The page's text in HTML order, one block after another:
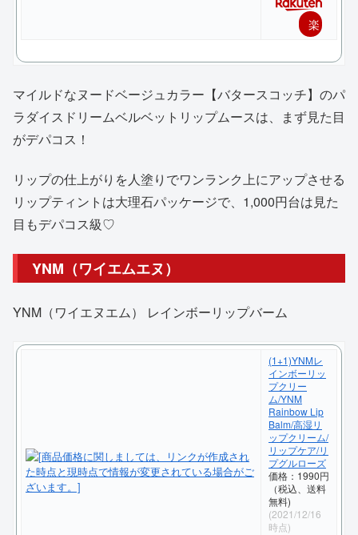
楽
購
入
マイルドなヌードベージュカラー【バタースコッチ】のパ
ラダイスドリームベルベットリップムースは、まず見た目
がデパコス！
リップの仕上がりを人塗りでワンランク上にアップさせる
リップティントは大理石パッケージで、1,000円台は見た
目もデパコス級♡
YNM（ワイエムエヌ）
YNM（ワイエヌエム） レインボーリップバーム
(1+1)YNMレ
インボーリッ
プクリー
ム/YNM
Rainbow Lip
Balm/高湿リ
ップクリーム/
リップケア/リ
プグルローズ
価格：1990円
（税込、送料
無料)
(2021/12/16
時点)